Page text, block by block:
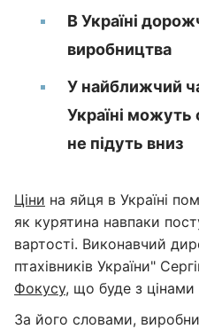
В Україні
виробництва
У найближчий
Україні можуть
не підуть вниз
Ціни на яйця в Україні
як курятина навпаки
вартості. Виконавчий
птахівників України"
Фокусу, що буде з цінами
За його словами,